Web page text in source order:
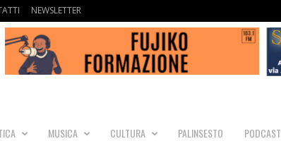
NEWSLETTER
MUSICA CULTURA PALINSESTO PODCAST